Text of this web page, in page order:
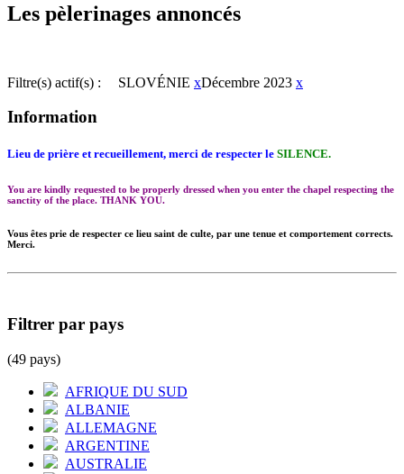
Les pèlerinages annoncés
Filtre(s) actif(s) : SLOVÉNIE xDécembre 2023 x
Information
Lieu de prière et recueillement, merci de respecter le SILENCE.
You are kindly requested to be properly dressed when you enter the chapel respecting the
sanctity of the place. THANK YOU.
Vous êtes prie de respecter ce lieu saint de culte, par une tenue et comportement corrects.
Merci.
Filtrer par pays
(49 pays)
AFRIQUE DU SUD
ALBANIE
ALLEMAGNE
ARGENTINE
AUSTRALIE